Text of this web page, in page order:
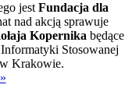
jestFundacja dla
nad akcją sprawuje
Kopernikabędące
Stosowanej
Krakowie.